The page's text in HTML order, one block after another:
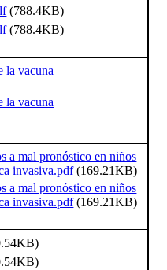
(788.4KB)
(788.4KB)
la vacuna
la vacuna
a mal pronóstico en niños
invasiva.pdf(169.21KB)
a mal pronóstico en niños
invasiva.pdf(169.21KB)